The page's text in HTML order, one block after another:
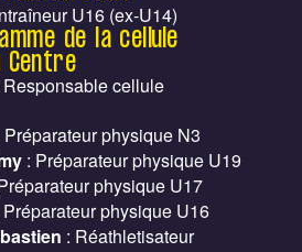
U16 (ex-U14)
de la cellule
Centre
Responsable cellule
Préparateur physique N3
: Préparateur physique U19
physique U17
Préparateur physique U16
: Réathletisateur